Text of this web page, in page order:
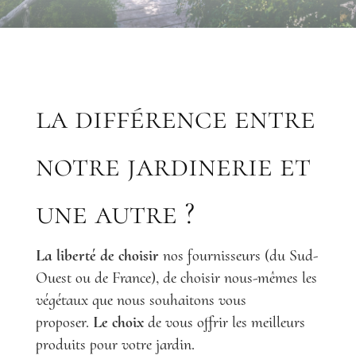
la différence entre
notre jardinerie et
une autre ?
La liberté de choisir nos fournisseurs (du Sud-
Ouest ou de France), de choisir nous-mêmes les
végétaux que nous souhaitons vous
proposer. Le choixde vous offrir les meilleurs
produits pour votre jardin.